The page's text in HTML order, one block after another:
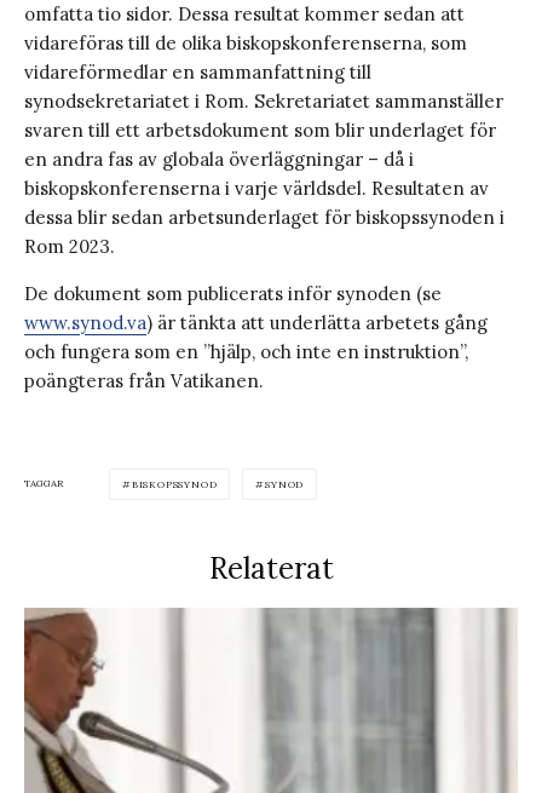
omfatta tio sidor. Dessa resultat kommer sedan att
vidareföras till de olika biskopskonferenserna, som
vidareförmedlar en sammanfattning till
synodsekretariatet i Rom. Sekretariatet sammanställer
svaren till ett arbetsdokument som blir underlaget för
en andra fas av globala överläggningar – då i
biskopskonferenserna i varje världsdel. Resultaten av
dessa blir sedan arbetsunderlaget för biskopssynoden i
Rom 2023.
De dokument som publicerats inför synoden (se
www.synod.va) är tänkta att underlätta arbetets gång
och fungera som en ”hjälp, och inte en instruktion”,
poängteras från Vatikanen.
TAGGAR BISKOPSSYNOD SYNOD
Relaterat